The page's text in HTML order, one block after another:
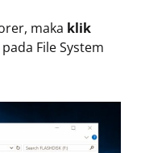
maka klik
File System